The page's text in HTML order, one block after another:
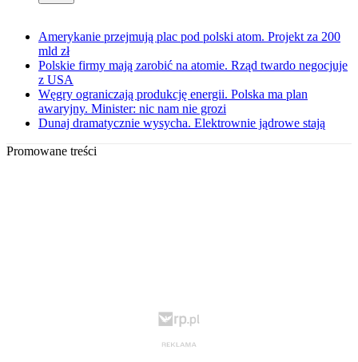
Amerykanie przejmują plac pod polski atom. Projekt za 200
mld zł
Polskie firmy mają zarobić na atomie. Rząd twardo negocjuje
z USA
Węgry ograniczają produkcję energii. Polska ma plan
awaryjny. Minister: nic nam nie grozi
Dunaj dramatycznie wysycha. Elektrownie jądrowe stają
Promowane treści